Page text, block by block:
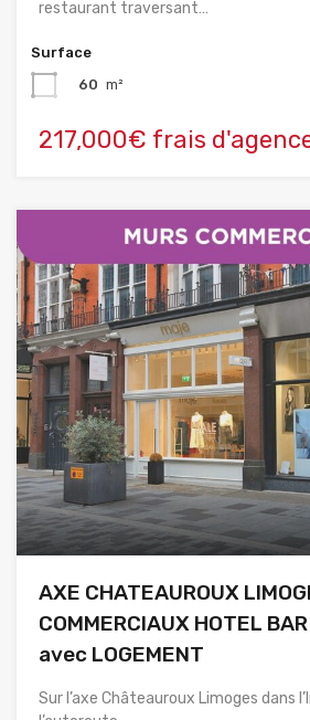
restaurant traversant…
Surface
60 m²
217,000€ frais
AXE CHATEAUROUX
COMMERCIAUX HOTEL
avec LOGEMENT
Sur l’axe Châteauroux Limoges dans